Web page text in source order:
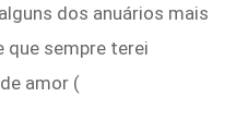
dos anuários mais
que sempre terei
amor (